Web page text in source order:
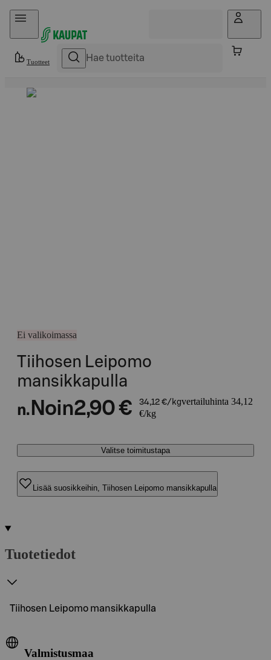
Hyppää sisältöön
Tuotteet
Ei valikoimassa
Tiihosen Leipomo
mansikkapulla
n. Noin2,90 € 34,12 €/kgvertailuhinta 34,12
€/kg
Valitse toimitustapa
Lisää suosikkeihin, Tiihosen Leipomo mansikkapulla
Tuotetiedot
Tiihosen Leipomo mansikkapulla
Valmistusmaa